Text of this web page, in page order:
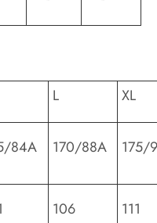
L XL
84A 170/88A 175/
106 111